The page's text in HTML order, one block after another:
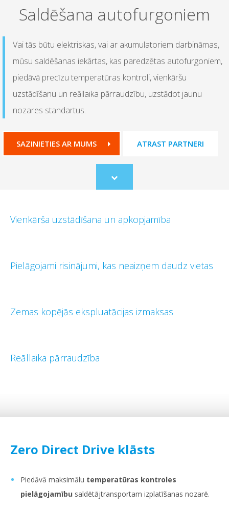
Saldēšana autofurgoniem
Vai tās būtu elektriskas, vai ar akumulatoriem darbināmas,
mūsu saldēšanas iekārtas, kas paredzētas autofurgoniem,
piedāvā precīzu temperatūras kontroli, vienkāršu
uzstādīšanu un reāllaika pārraudzību, uzstādot jaunu
nozares standartus.
SAZINIETIES AR MUMS ATRAST PARTNERI
Scroll
to
Vienkārša uzstādīšana un apkopjamība
Pielāgojami risinājumi, kas neaizņem daudz vietas
Zemas kopējās ekspluatācijas izmaksas
Reāllaika pārraudzība
Zero Direct Drive klāsts
Piedāvā maksimālu temperatūras kontroles
pielāgojamību saldētājtransportam izplatīšanas nozarē.